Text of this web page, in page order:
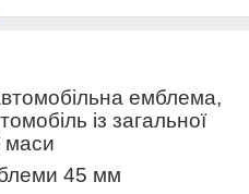
емблема,
із загальної
маси
45 мм